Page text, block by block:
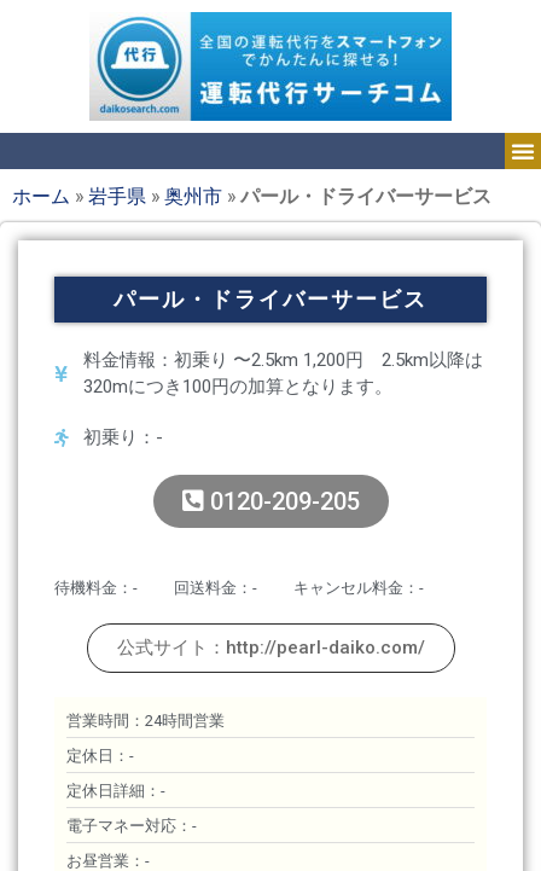
ホーム »岩手県 »奥州市 »パール・ドライバーサービス
パール・ドライバーサービス
料金情報：初乗り 〜2.5km 1,200円 2.5km以降は
320mにつき100円の加算となります。
初乗り：-
0120-209-205
待機料金：- 回送料金：- キャンセル料金：-
公式サイト：http://pearl-daiko.com/
営業時間：24時間営業
定休日：-
定休日詳細：-
電子マネー対応：-
お昼営業：-